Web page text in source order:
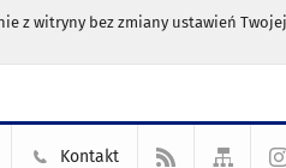
z witryny bez zmiany ustawień
Kontakt